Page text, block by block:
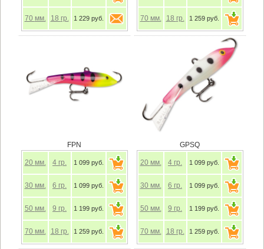
70 мм. 18 гр. 1 229 руб. 70 мм. 18 гр. 1 259 руб.
FPN
20 мм. 4 гр. 1 099 руб.
30 мм. 6 гр. 1 099 руб.
50 мм. 9 гр. 1 199 руб.
70 мм. 18 гр. 1 259 руб.
GPSQ
20 мм. 4 гр. 1 099 руб.
30 мм. 6 гр. 1 099 руб.
50 мм. 9 гр. 1 199 руб.
70 мм. 18 гр. 1 259 руб.